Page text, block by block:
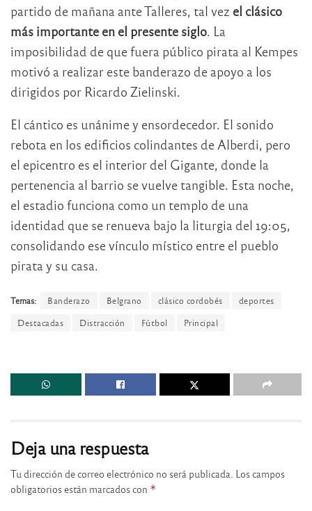
partido de mañana ante Talleres, tal vez el clásico
más importante en el presente siglo . La
imposibilidad de que fuera público pirata al Kempes
motivó a realizar este banderazo de apoyo a los
dirigidos por Ricardo Zielinski.
El cántico es unánime y ensordecedor. El sonido
rebota en los edificios colindantes de Alberdi, pero
el epicentro es el interior del Gigante, donde la
pertenencia al barrio se vuelve tangible. Esta noche,
el estadio funciona como un templo de una
identidad que se renueva bajo la liturgia del 19:05,
consolidando ese vínculo místico entre el pueblo
pirata y su casa.
Temas: Banderazo Belgrano clásico cordobés
deportes
Destacadas
Distracción Fútbol Principal
Deja una respuesta
Tu dirección de correo electrónico no será publicada. Los campos
obligatorios están marcados con *